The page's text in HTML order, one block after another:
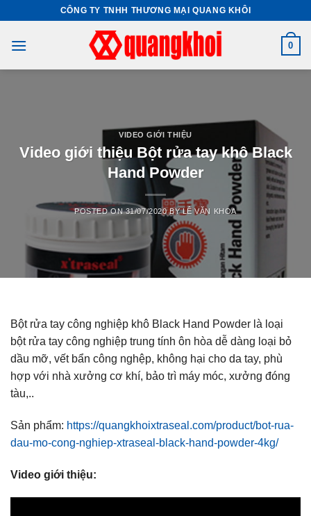
content
CÔNG TY TNHH THƯƠNG MẠI QUANG KHÔI
0
VIDEO GIỚI THIỆU
Video giới thiệu Bột rửa tay khô Black
Hand Powder
POSTED ON31/07/2020 BYLÊ VĂN KHOA
Bột rửa tay công nghiệp khô Black Hand Powder là loại
bột rửa tay công nghiệp trung tính ôn hòa dễ dàng loại bỏ
dầu mỡ, vết bẩn công nghệp, không hại cho da tay, phù
hợp với nhà xưởng cơ khí, bảo trì máy móc, xưởng đóng
tàu,..
Sản phẩm: https://quangkhoixtraseal.com/product/bot-rua-
dau-mo-cong-nghiep-xtraseal-black-hand-powder-4kg/
Video giới thiệu: